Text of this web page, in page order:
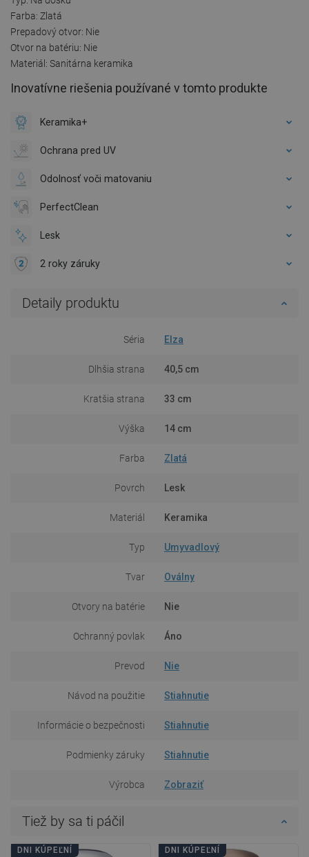
Farba: Zlatá
Prepadový otvor: Nie
Otvor na batériu: Nie
Materiál: Sanitárna keramika
Inovatívne riešenia používané v tomto produkte
Keramika+
Ochrana pred UV
Odolnosť voči matovaniu
PerfectClean
Lesk
2 roky záruky
Detaily produktu
Séria Elza
Dlhšia strana 40,5 cm
Kratšia strana 33 cm
Výška 14 cm
Farba Zlatá
Povrch Lesk
Materiál Keramika
Typ Umyvadlový
Tvar Oválny
Otvory na batérie Nie
Ochranný povlak Áno
Prevod Nie
Návod na použitie Stiahnutie
Informácie o bezpečnosti Stiahnutie
Podmienky záruky Stiahnutie
Výrobca Zobraziť
Tiež by sa ti páčil
DNI KÚPEĽNÍ DNI KÚPEĽNÍ